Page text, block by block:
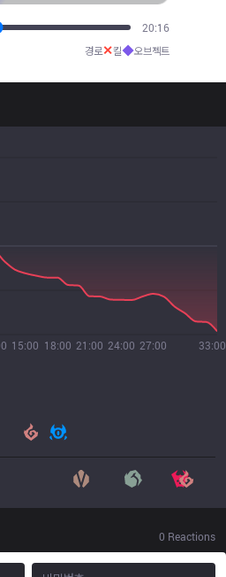
22:28
경로✕킬◆오브젝트
15:00 18:00 21:00 24:00 27:00 33:00
0 Reactions